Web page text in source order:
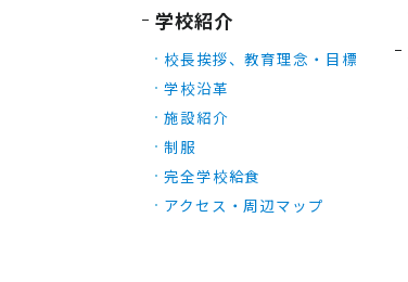
学校紹介
校長挨拶、教育理念・目標
学校沿革
施設紹介
制服
完全学校給食
アクセス・周辺マップ